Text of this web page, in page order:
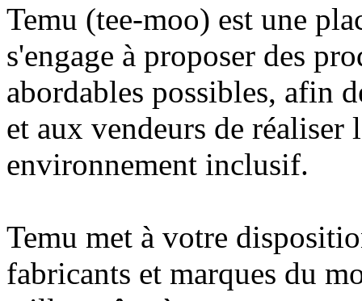
Temu (tee-moo) est une
s'engage à proposer des
abordables possibles, afin
et aux vendeurs de réaliser
environnement inclusif.
Temu met à votre
fabricants et marques du